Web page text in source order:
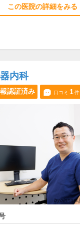
この医院の詳細をみる
内科
認証済み 口コミ 1件